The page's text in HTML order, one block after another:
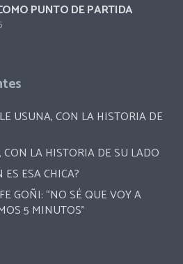
PUNTO DE PARTIDA
USUNA, CON LA HISTORIA DE
CON LA HISTORIA DE SU LADO
ESA CHICA?
GOÑI: “NO SÉ QUE VOY A
5 MINUTOS”